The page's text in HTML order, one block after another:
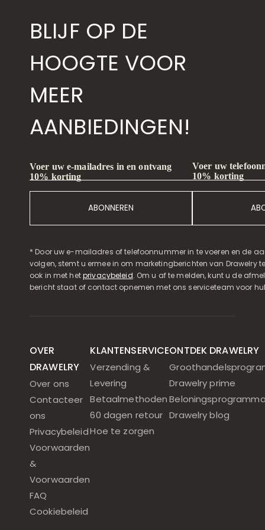
BLIJF OP DE
HOOGTE VOOR
MEER
AANBIEDINGEN!
Voer uw e-mailadres in en ontvang
10% korting
ABONNEREN
Voer uw
10% korting
* Door uw e-mailadres of telefoonnummer in te voeren en de
volgen, stemt u ermee in om marketingberichten van Drawelry
ook in met hetprivacybeleid. Om u af te melden, kunt u de
bericht staat of contact opnemen met ons serviceteam voor
OVER
DRAWELRY
Over ons
Contacteer
ons
Privacybeleid
Voorwaarden
&
Voorwaarden
FAQ
Cookiebeleid
KLANTENSERVICE
Verzending &
Levering
Betaalmethoden
60 dagen retour
Hoe te zorgen
ONTDEK DRAWELRY
Drawelry prime
Drawelry blog